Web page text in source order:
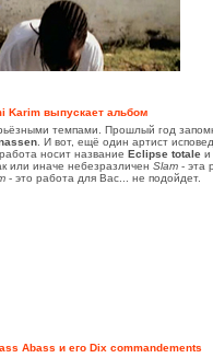
Karim выпускает альбом
темпами. Прошлый год
. И вот, ещё один артист
носит название Eclipse totale и
или иначе небезразличен Slam - эта
- это работа для Вас... не подойдет.
Abass и его Dix commandements